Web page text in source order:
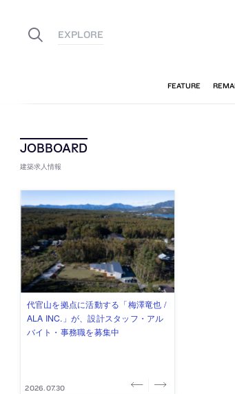
建築求人情報
佐々木慧が主宰する「axonometric株
式会社」が、設計スタッフ（経験
者・既卒・2027年新卒）を募集中
2026.08.07
古民家を軸に全国で“価値循環の仕組
み”を作り、リモートワーク主体の働
き方を実践する「株式会社つぎと」
2026.08.03
リノベる株式会社が、設計パートナ
ー (業務委託) を募集中
2026.08.03
社会への影響力のある建築を手掛
け、スタッフ同士で助け合う環境づ
くりも行う「E.A.S.T.architects」
2026.07.31
代官山を拠点に活動する「梅澤竜也 /
ALA INC.」が、設計スタッフ・アル
バイト・事務職を募集中
2026.07.30